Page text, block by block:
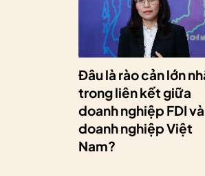
Đâu là rào cản lớn
trong liên kết giữa
doanh nghiệp FDI và
doanh nghiệp Việt
Nam?